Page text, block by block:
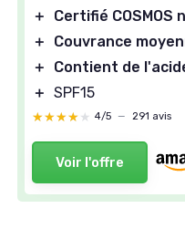
＋
Certifié COSMOS
＋
Couvrance
＋
Contient de
＋ SPF15
★★★★★
★★★★★ 4/5 — 291 avis
Voir l'offre